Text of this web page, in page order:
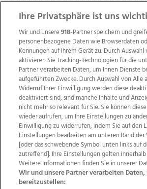
Wir über uns Mediadaten
Datenschutz
Impressum
AGB Website
Ehrenkodex
Ihre Privatsphäre ist uns
Wir und unsere918-Partner speichern und
personenbezogene Daten wie Browserdaten
Kennungen auf Ihrem Gerät zu. Durch
aktivieren Sie Tracking-Technologien für die
Partner verarbeiten Daten, um Ihnen Dienste
aufgeführten Zwecke. Durch Auswahl von Alle
Widerruf Ihrer Einwilligung werden diese
deaktiviert sind, sind manche Inhalte und
nicht mehr so relevant für Sie. Sie können
wieder aufrufen, um Ihre Einstellungen zu
Einwilligung zu widerrufen, indem Sie auf den
Einstellungen bearbeiten am unteren Rand
[oder das schwebende Symbol unten links auf
zutreffend]. Ihre Einstellungen gelten
Weitere Informationen finden Sie in unserer
Wir und unsere Partner verarbeiten
bereitzustellen: